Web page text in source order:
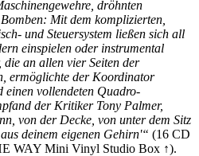
dröhnten
Mit dem komplizierten,
und Steuersystem ließen sich all
einspielen oder instrumental
an allen vier Seiten der
ermöglichte der Koordinator
vollendeten Quadro-
der Kritiker Tony Palmer,
von der Decke, von unter dem Sitz
deinem eigenen Gehirn'“ (16 CD
WAY Mini Vinyl Studio Box ↑).